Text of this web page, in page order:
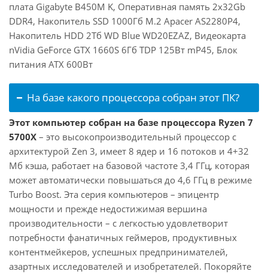
плата Gigabyte B450M K, Оперативная память 2x32Gb
DDR4, Накопитель SSD 1000Гб M.2 Apacer AS2280P4,
Накопитель HDD 2Тб WD Blue WD20EZAZ, Видеокарта
nVidia GeForce GTX 1660S 6Гб TDP 125Вт mP45, Блок
питания ATX 600Вт
На базе какого процессора собран этот ПК?
Этот компьютер собран на базе процессора Ryzen 7
5700X – это высокопроизводительный процессор с
архитектурой Zen 3, имеет 8 ядер и 16 потоков и 4+32
Мб кэша, работает на базовой частоте 3,4 ГГц, которая
может автоматически повышаться до 4,6 ГГц в режиме
Turbo Boost. Эта серия компьютеров – эпицентр
мощности и прежде недостижимая вершина
производительности – с легкостью удовлетворит
потребности фанатичных геймеров, продуктивных
контентмейкеров, успешных предпринимателей,
азартных исследователей и изобретателей. Покоряйте